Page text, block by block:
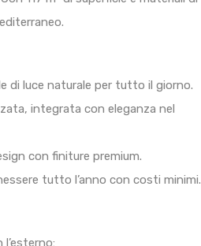
di luce naturale per tutto il giorno.
integrata con eleganza nel
con finiture premium.
tutto l’anno con costi minimi.